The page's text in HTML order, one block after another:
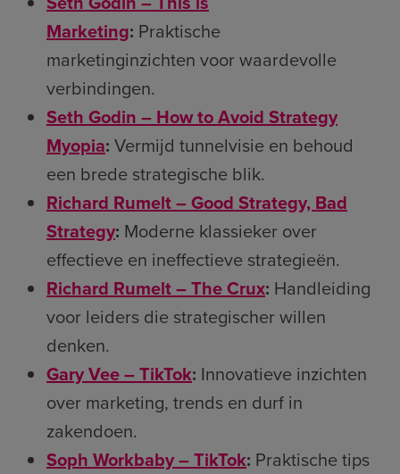
Marketing: Praktische
marketinginzichten voor waardevolle
verbindingen.
Seth Godin – How to Avoid Strategy
Myopia: Vermijd tunnelvisie en behoud
een brede strategische blik.
Richard Rumelt – Good Strategy, Bad
Strategy: Moderne klassieker over
effectieve en ineffectieve strategieën.
Richard Rumelt – The Crux: Handleiding
voor leiders die strategischer willen
denken.
Gary Vee – TikTok: Innovatieve inzichten
over marketing, trends en durf in
zakendoen.
Soph Workbaby – TikTok: Praktische tips